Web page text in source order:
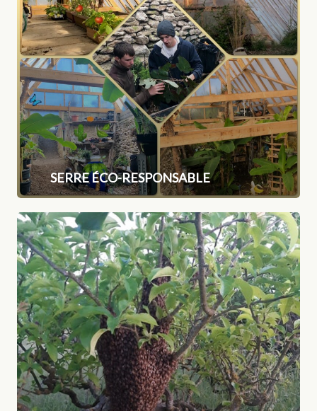
SERRE ÉCO-RESPONSABLE
Du
miel
naturel